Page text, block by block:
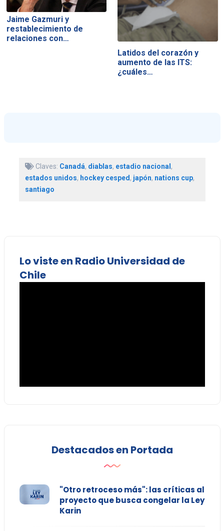
Jaime Gazmuri y
restablecimiento de
relaciones con…
Latidos del corazón y
aumento de las ITS:
¿cuáles…
Claves: Canadá, diablas, estadio nacional ,
estados unidos, hockey cesped, japón, nations cup,
santiago
Lo viste en Radio Universidad de
Chile
Destacados en Portada
"Otro retroceso más": las críticas al
proyecto que busca congelar la Ley
Karin